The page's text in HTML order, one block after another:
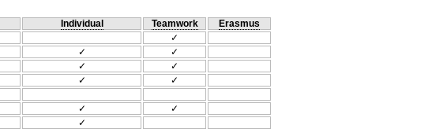
Individual Teamwork
Erasmus
✓
✓
✓
✓
✓
✓
✓
✓
✓
✓